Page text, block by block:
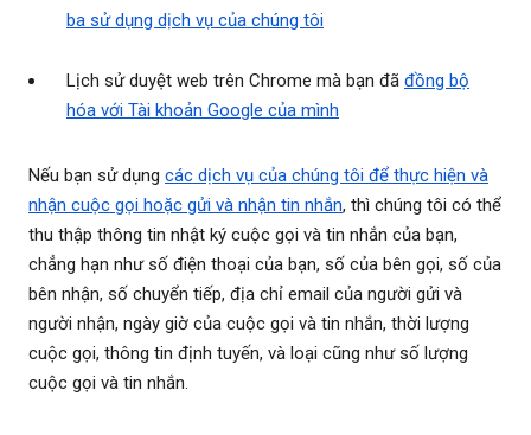
ba sử dụng dịch vụ của chúng tôi
Lịch sử duyệt web trên Chrome mà bạn đã đồng bộ
hóa với Tài khoản Google của mình
Nếu bạn sử dụng các dịch vụ của chúng tôi để thực hiện và
nhận cuộc gọi hoặc gửi và nhận tin nhắn, thì chúng tôi có thể
thu thập thông tin nhật ký cuộc gọi và tin nhắn của bạn,
chẳng hạn như số điện thoại của bạn, số của bên gọi, số của
bên nhận, số chuyển tiếp, địa chỉ email của người gửi và
người nhận, ngày giờ của cuộc gọi và tin nhắn, thời lượng
cuộc gọi, thông tin định tuyến, và loại cũng như số lượng
cuộc gọi và tin nhắn.